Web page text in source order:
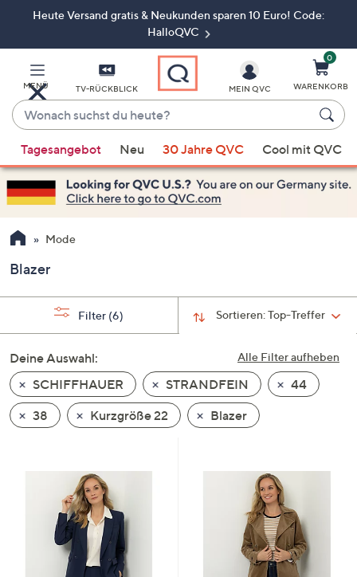
ZumHeute Versand gratis & Neukunden sparen 10 Euro! Code:
HalloQVC
MENÜ TV-RÜCKBLICK
Wonach
suchst
du
heute?
Vorschläge
verfügbar
sind,
verwenden
Sie
Pfeiltasten
nach
und
nach
unten
oder
wischen
Sie
MEIN QVC
0
WARENKORB
Tagesangebot Neu 30 Jahre QVC Cool mit QVC
Mode
Blazer
Sortieren:Top-Treffer
Filter (6)
Alle Filter aufheben
Deine Auswahl:
SCHIFFHAUER
STRANDFEIN
44
38
Kurzgröße 22 Blazer